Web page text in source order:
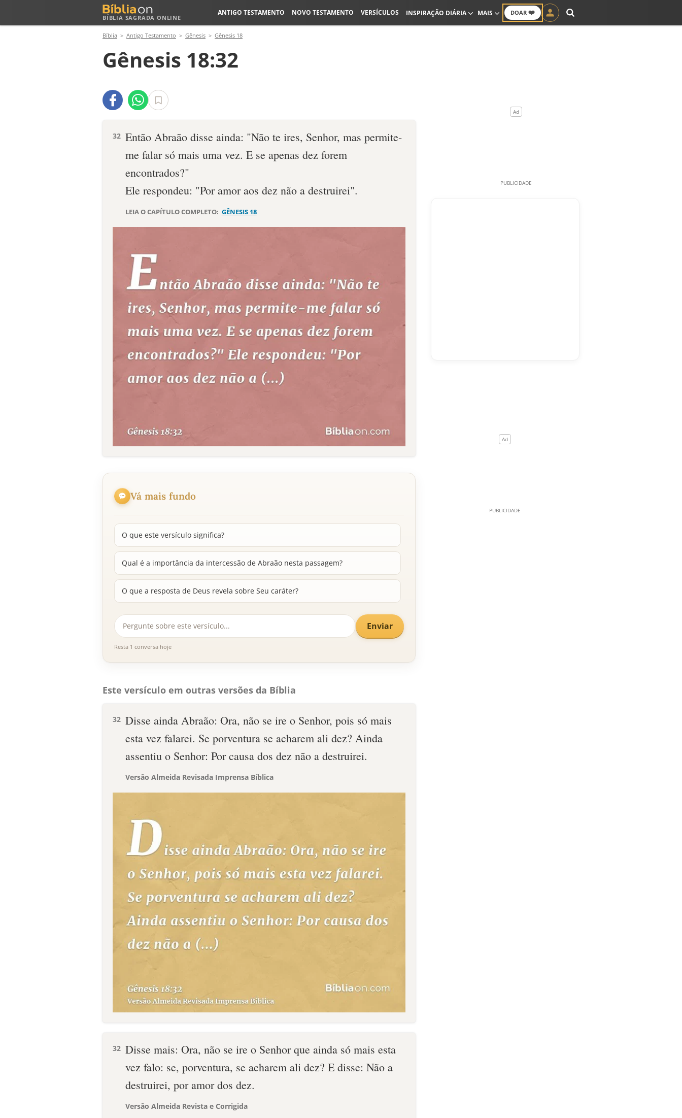
BÍBLIA SAGRADA ONLINE
DOAR ❤️
ANTIGO TESTAMENTO NOVO TESTAMENTO VERSÍCULOS INSPIRAÇÃO DIÁRIA MAIS
Bíblia Antigo Testamento Gênesis Gênesis 18
Gênesis 18:32
32 Então Abraão disse ainda: "Não te ires, Senhor, mas permite-
me falar só mais uma vez. E se apenas dez forem
encontrados?"
Ele respondeu: "Por amor aos dez não a destruirei".
LEIA O CAPÍTULO COMPLETO: GÊNESIS 18
Vá mais fundo
O que este versículo significa?
Qual é a importância da intercessão de Abraão nesta passagem?
O que a resposta de Deus revela sobre Seu caráter?
Enviar
Resta 1 conversa hoje
Este versículo em outras versões da Bíblia
32 Disse ainda Abraão: Ora, não se ire o Senhor, pois só mais
esta vez falarei. Se porventura se acharem ali dez? Ainda
assentiu o Senhor: Por causa dos dez não a destruirei.
Versão Almeida Revisada Imprensa Bíblica
32 Disse mais: Ora, não se ire o Senhor que ainda só mais esta
vez falo: se, porventura, se acharem ali dez? E disse: Não a
destruirei, por amor dos dez.
Versão Almeida Revista e Corrigida